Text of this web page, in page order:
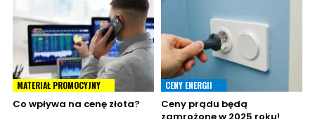
MATERIAŁ PROMOCYJNY
Co wpływa na cenę złota?
CENY ENERGII
Ceny prądu będą
zamrożone w 2025 roku!